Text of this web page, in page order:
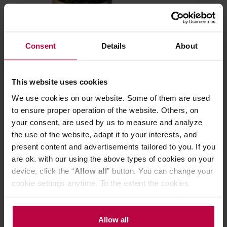
Consent Details About
This website uses cookies
We use cookies on our website. Some of them are used
to ensure proper operation of the website. Others, on
your consent, are used by us to measure and analyze
the use of the website, adapt it to your interests, and
present content and advertisements tailored to you. If you
are ok. with our using the above types of cookies on your
device, click the “Allow all” button. You can change your
cookie settings anytime. To the extent the cookies
the controller’s (namely, ALL GOOD S.A., ul.
Mazowiecka 24I/U9, 78-100 Kołobrzeg) or third parties’
Allow all
Oolong Formosa 70 g
30,00 zł
Do poczytania przy kawie: